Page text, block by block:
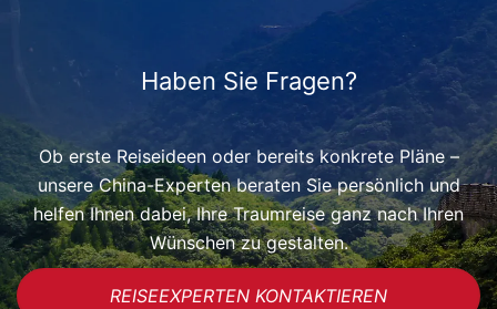
Haben Sie Fragen?
Ob erste Reiseideen oder bereits konkrete Pläne –
unsere China-Experten beraten Sie persönlich und
helfen Ihnen dabei, Ihre Traumreise ganz nach Ihren
Wünschen zu gestalten.
REISEEXPERTEN KONTAKTIEREN